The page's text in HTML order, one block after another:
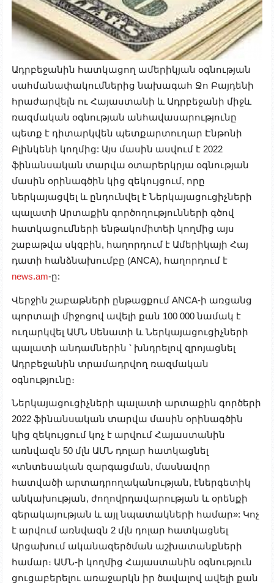
Ադրբեջանին հատկացող ամերիկյան օգնության
սահմանափակումներից նախագահ Ջո Բայդենի
հրաժարվելն ու Հայաստանի և Ադրբեջանի միջև
ռազմական օգնության անհավասարությունը
պետք է դիտարկվեն պետքարտուղար Էնթոնի
Բլինկենի կողմից: Այս մասին ասվում է 2022
ֆինանսական տարվա օտարերկրյա օգնության
մասին օրինագծին կից զեկույցում, որը
ներկայացվել և ընդունվել է Ներկայացուցիչների
պալատի Արտաքին գործողությունների գծով
հատկացումների ենթակոմիտեի կողմից այս
շաբաթվա սկզբին, հաղորդում է Ամերիկայի Հայ
դատի հանձնախումբը (ANCA), հաղորդում է
news.am-ը:
Վերջին շաբաթների ընթացքում ANCA-ի առցանց
պորտալի միջոցով ավելի քան 100 000 նամակ է
ուղարկվել ԱՄՆ Սենատի և Ներկայացուցիչների
պալատի անդամներին ՝ խնդրելով զրոյացնել
Ադրբեջանին տրամադրվող ռազմական
օգնությունը։
Ներկայացուցիչների պալատի արտաքին գործերի
2022 ֆինանսական տարվա մասին օրինագծին
կից զեկույցում կոչ է արվում Հայաստանին
առնվազն 50 մլն ԱՄՆ դոլար հատկացնել
«տնտեսական զարգացման, մասնավոր
հատվածի արտադրողականության, էներգետիկ
անկախության, ժողովրդավարության և օրենքի
գերակայության և այլ նպատակների համար»: Կոչ
է արվում առնվազն 2 մլն դոլար հատկացնել
Արցախում ականազերծման աշխատանքների
համար։ ԱՄՆ-ի կողմից Հայաստանին օգնություն
ցուցաբերելու առաջարկն իր ծավալով ավելի քան